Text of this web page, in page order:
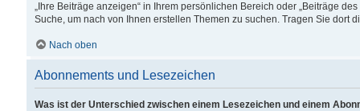
„Ihre Beiträge anzeigen“ in Ihrem persönlichen Bereich oder „Beiträge
Suche, um nach von Ihnen erstellen Themen zu suchen. Tragen Sie dort
Nach oben
Abonnements und Lesezeichen
Was ist der Unterschied zwischen einem Lesezeichen und einem